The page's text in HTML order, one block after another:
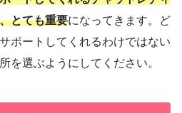
とても重要になってきます。ど
ポートしてくれるわけではない
を選ぶようにしてください。